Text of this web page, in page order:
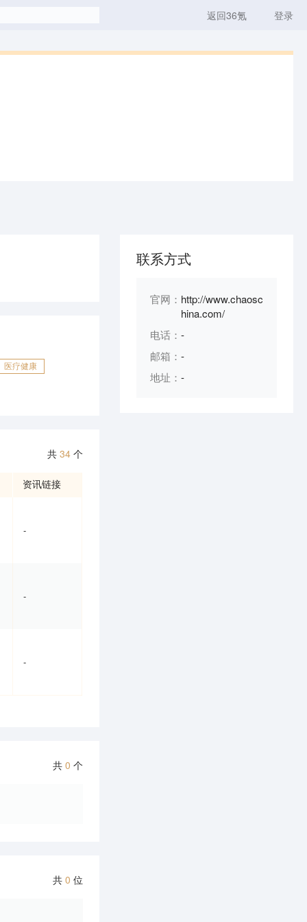
返回36氪 登录
医疗健康
共 34 个
资讯链接
-
-
-
共 0 个
共 0 位
联系方式
官网： http://www.chaosc
hina.com/
电话： -
邮箱： -
地址： -